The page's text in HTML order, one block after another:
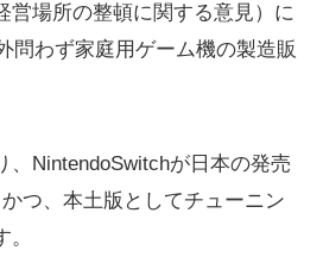
営場所の整頓に関する意見）に
問わず家庭用ゲーム機の製造販
、NintendoSwitchが日本の発売
つ、本土版としてチューニン